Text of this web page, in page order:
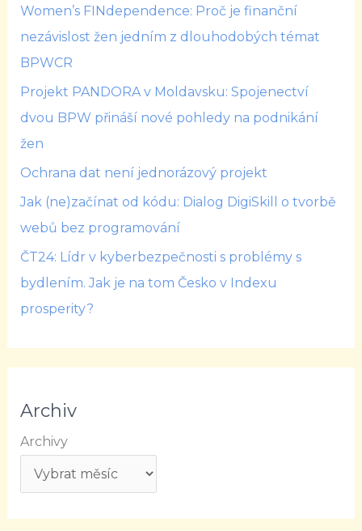
Women’s FINdependence: Proč je finanční
nezávislost žen jedním z dlouhodobých témat
BPWCR
Projekt PANDORA v Moldavsku: Spojenectví
dvou BPW přináší nové pohledy na podnikání
žen
Ochrana dat není jednorázový projekt
Jak (ne)začínat od kódu: Dialog DigiSkill o tvorbě
webů bez programování
ČT24: Lídr v kyberbezpečnosti s problémy s
bydlením. Jak je na tom Česko v Indexu
prosperity?
Archiv
Archivy